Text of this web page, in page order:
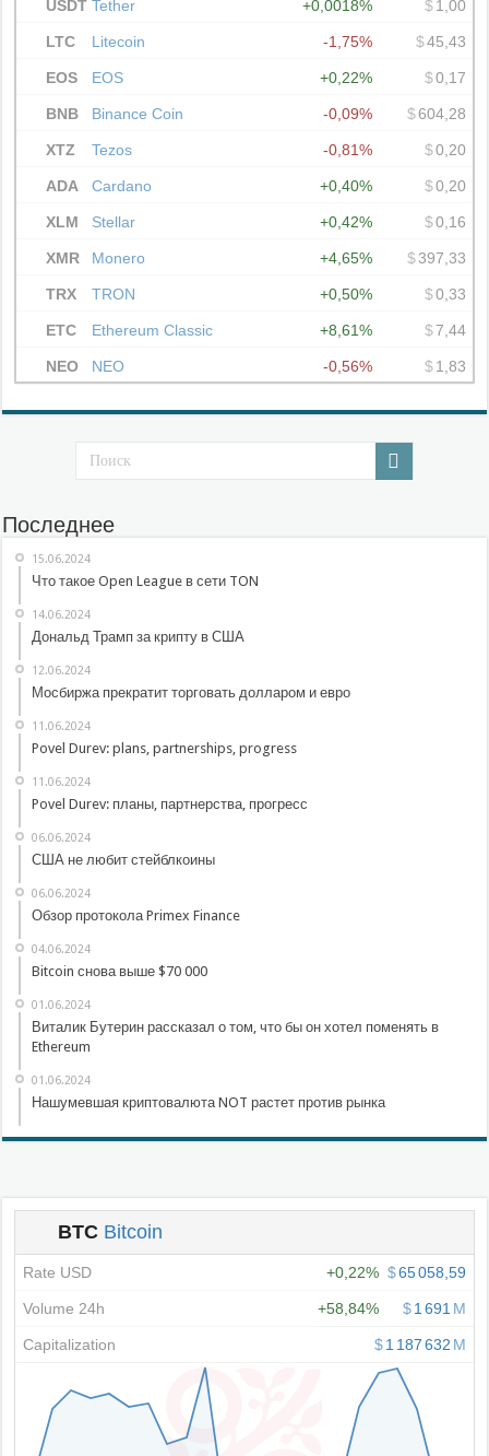
Последнее
15.06.2024
Что такое Open League в сети TON
14.06.2024
Дональд Трамп за крипту в США
12.06.2024
Мосбиржа прекратит торговать долларом и евро
11.06.2024
Povel Durev: plans, partnerships, progress
11.06.2024
Povel Durev: планы, партнерства, прогресс
06.06.2024
США не любит стейблкоины
06.06.2024
Обзор протокола Primex Finance
04.06.2024
Bitcoin снова выше $70 000
01.06.2024
Виталик Бутерин рассказал о том, что бы он хотел поменять в
Ethereum
01.06.2024
Нашумевшая криптовалюта NOT растет против рынка